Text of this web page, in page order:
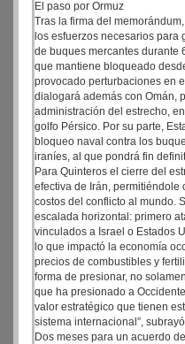
El paso por Ormuz
Tras la firma del
los esfuerzos necesarios
de buques mercantes durante
que mantiene bloqueado
provocado perturbaciones en
dialogará además con Omán,
administración del estrecho,
golfo Pérsico. Por su parte,
bloqueo naval contra los
iraníes, al que pondrá fin
Para Quinteros el cierre del
efectiva de Irán, permitiéndole
costos del conflicto al mundo.
escalada horizontal: primero
vinculados a Israel o Estados
lo que impactó la economía
precios de combustibles y
forma de presionar, no
que ha presionado a
valor estratégico que tienen
sistema internacional”,
Dos meses para un acuerdo